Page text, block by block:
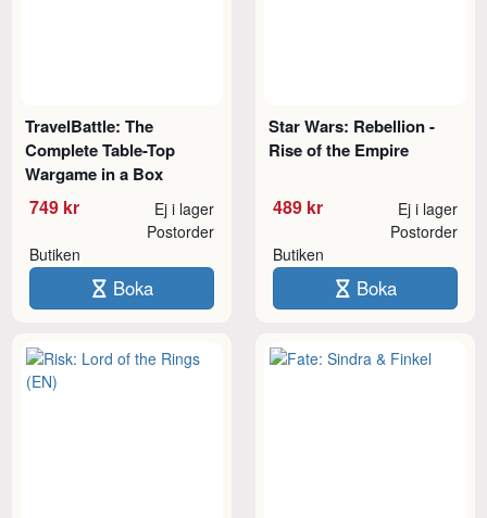
TravelBattle: The
Complete Table-Top
Wargame in a Box
749 kr Ej i lager
Butiken
Postorder
Boka
Star Wars: Rebellion -
Rise of the Empire
489 kr Ej i lager
Butiken
Postorder
Boka